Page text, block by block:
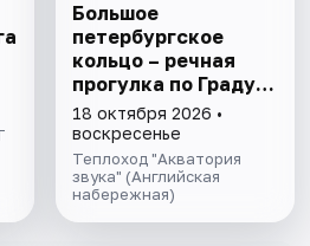
Большое
петербургское
кольцо – речная
прогулка пo Граду
на Неве с
авторской
экскурсией и живой
музыкой в тёплом
салоне теплохода
18 октября 2026 •
воскресенье
Теплоход "Акватория
звука" (Английская
набережная)